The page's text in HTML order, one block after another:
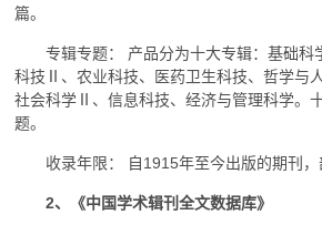
篇。
专辑专题： 产品分为十大专辑：基础
科技Ⅱ、农业科技、医药卫生科技、哲学与
社会科学Ⅱ、信息科技、经济与管理科学。
题。
收录年限： 自1915年至今出版的期刊，
2、《中国学术辑刊全文数据库》